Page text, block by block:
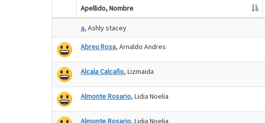
Apellido, Nombre
a, Ashly stacey
Abreu Rosa, Arnaldo Andres
Alcala Calcaño, Lizmaida
Almonte Rosario, Lidia Noelia
Almonte Rosario, Lidia Noelia